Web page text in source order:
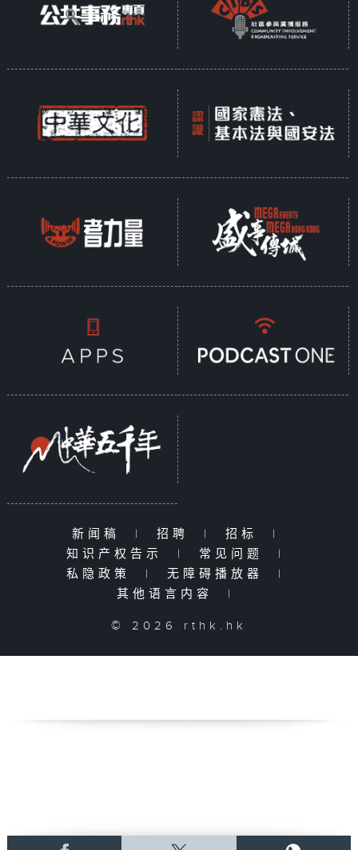
新闻稿 | 招聘 | 招标
|
知识产权告示
| 常见问题
|
私隐政策
| 无障碍播放器
|
其他语言内容
|
© 2026 rthk.hk